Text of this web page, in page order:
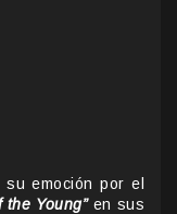
su emoción por el
the Young”en sus